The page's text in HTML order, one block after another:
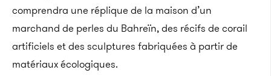
comprendra une réplique de la maison d’un
marchand de perles du Bahreïn, des récifs de corail
artificiels et des sculptures fabriquées à partir de
matériaux écologiques.